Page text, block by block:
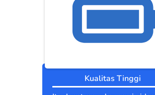
Kualitas Tinggi